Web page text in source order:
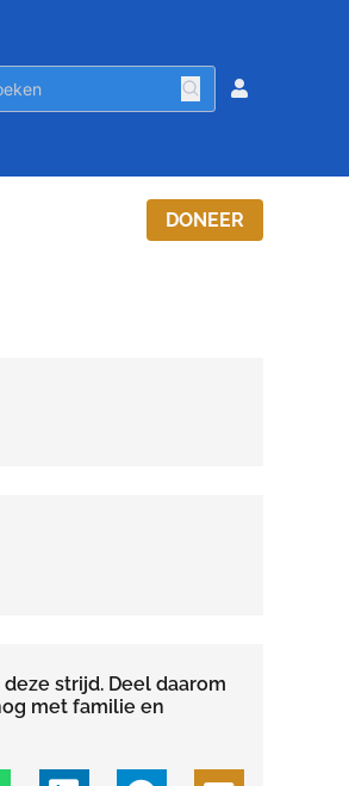
DONEER
strijd. Deel daarom
met familie en